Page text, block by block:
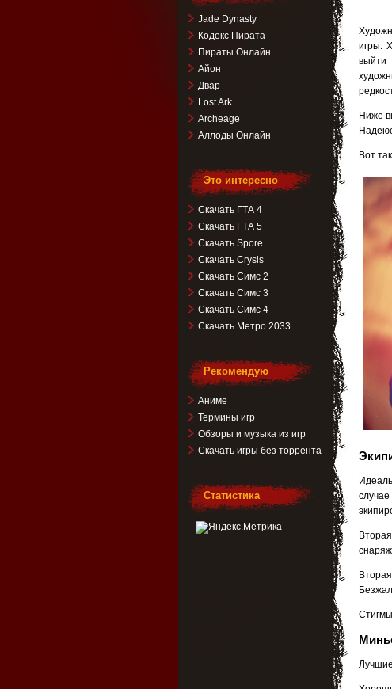
игры.
выйти
Ниже
Вот
Jade Dynasty
Кодекс Пирата
Пираты Онлайн
Айон
Двар
Lost Ark
Archeage
Аллоды Онлайн
Это интересно
Скачать ГТА 4
Скачать ГТА 5
Скачать Spore
Скачать Crysis
Скачать Симс 2
Скачать Симс 3
Скачать Симс 4
Скачать Метро 2033
Рекомендую
Аниме
Термины игр
Обзоры и музыка из игр
Скачать игры без торрента
Статистика